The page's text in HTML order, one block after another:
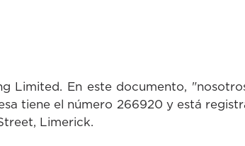
Limited. En este documento,
tiene el número 266920 y está
Limerick.